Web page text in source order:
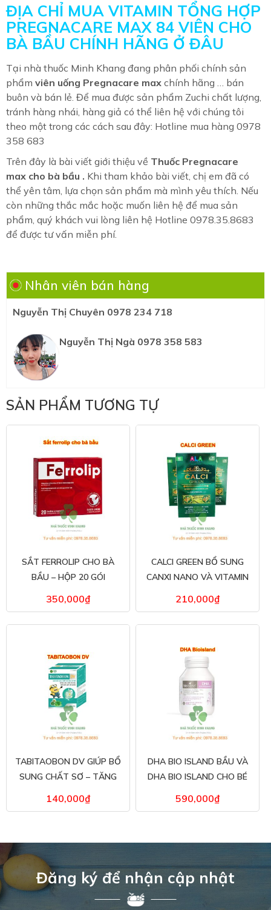
ĐỊA CHỈ MUA VITAMIN TỔNG HỢP
PREGNACARE MAX 84 VIÊN CHO
BÀ BẦU CHÍNH HÃNG Ở ĐÂU
Tại nhà thuốc Minh Khang đang phân phối chính sản
phẩm viên uống Pregnacare max chính hãng … bán
buôn và bán lẻ. Để mua được sản phẩm Zuchi chất lượng,
tránh hàng nhái, hàng giả có thể liên hệ với chúng tôi
theo một trong các cách sau đây: Hotline mua hàng 0978
358 683
Trên đây là bài viết giới thiệu về Thuốc Pregnacare
max cho bà bầu . Khi tham khảo bài viết, chị em đã có
thể yên tâm, lựa chọn sản phẩm mà mình yêu thích. Nếu
còn những thắc mắc hoặc muốn liên hệ để mua sản
phẩm, quý khách vui lòng liên hệ Hotline 0978.35.8683
để được tư vấn miễn phí.
Nhân viên bán hàng
Nguyễn Thị Chuyên 0978 234 718
Nguyễn Thị Ngà 0978 358 583
SẢN PHẨM TƯƠNG TỰ
SẮT FERROLIP CHO BÀ
BẦU – HỘP 20 GÓI
350,000₫
CALCI GREEN BỔ SUNG
CANXI NANO VÀ VITAMIN
210,000₫
TABITAOBON DV GIÚP BỔ
SUNG CHẤT SƠ – TĂNG
140,000₫
DHA BIO ISLAND BẦU VÀ
DHA BIO ISLAND CHO BÉ
590,000₫
Đăng ký để nhận cập nhật